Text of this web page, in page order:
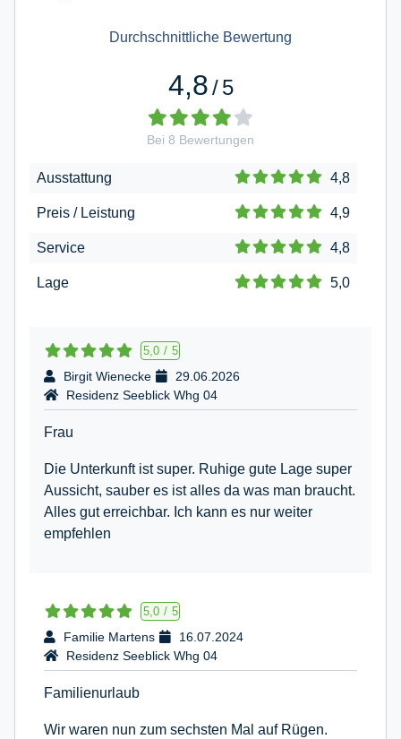
Durchschnittliche Bewertung
4,8/ 5
Bei 8 Bewertungen
Ausstattung 4,8
Preis / Leistung 4,9
Service 4,8
Lage 5,0
5,0 / 5
Birgit Wienecke
29.06.2026
Residenz Seeblick Whg 04
Frau
Die Unterkunft ist super. Ruhige gute Lage super
Aussicht, sauber es ist alles da was man braucht.
Alles gut erreichbar. Ich kann es nur weiter
empfehlen
5,0 / 5
Familie Martens
16.07.2024
Residenz Seeblick Whg 04
Familienurlaub
Wir waren nun zum sechsten Mal auf Rügen.